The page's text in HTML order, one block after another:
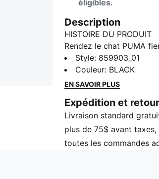
éligibles.
Description
HISTOIRE DU PRODUIT
Rendez le chat PUMA
réglable, parfaite pour
occasion.
DÉTAILS
Fermeture réglable
100 % polyester
Style: 859903_01
Couleur: BLACK
EN SAVOIR PLUS
Expédition et
Livraison standard
plus de 75$ avant
toutes les commandes